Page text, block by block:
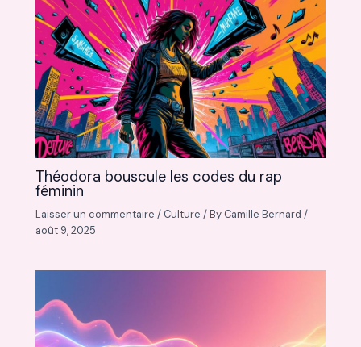
Théodora bouscule les codes du rap
féminin
Laisser un commentaire / Culture / By Camille Bernard/
août 9, 2025